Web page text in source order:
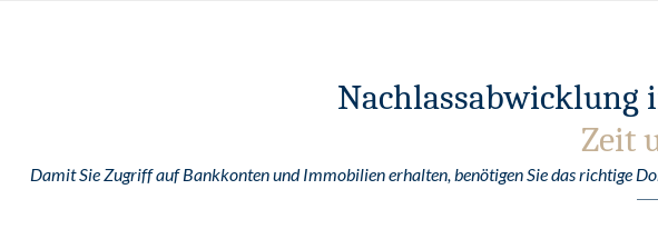
Nachlassabwicklung
Zeit
Damit Sie Zugriff auf Bankkonten und Immobilien erhalten, benötigen Sie das richtige